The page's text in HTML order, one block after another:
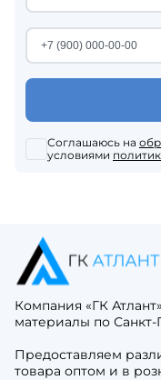
Соглашаюсь на
условиями
Компания «ГК
материалы по
Предоставляем
товара оптом и в